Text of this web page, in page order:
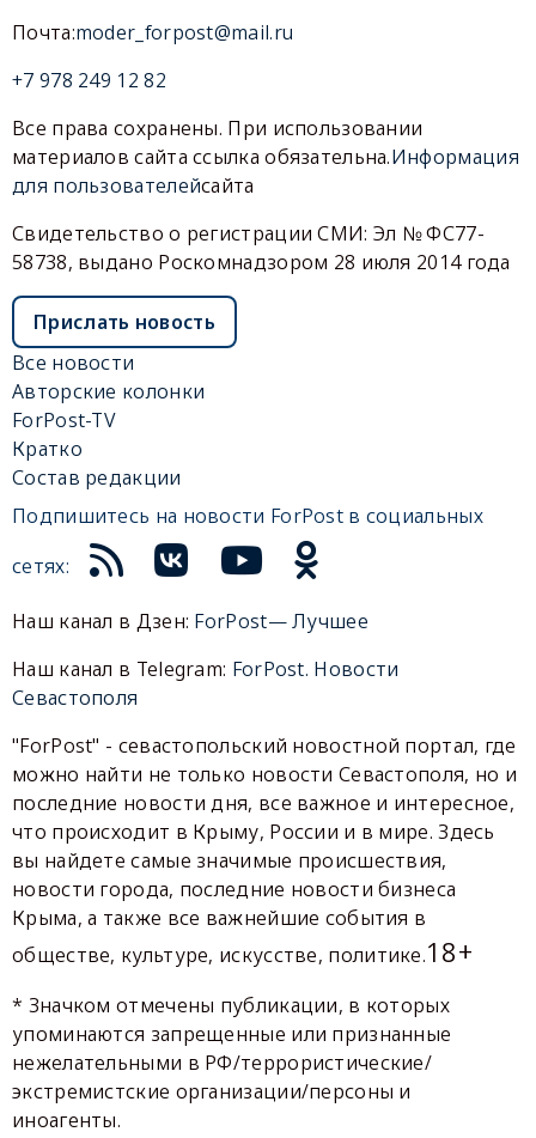
Почта:moder_forpost@mail.ru
+7 978 249 12 82
Все права сохранены. При использовании
материалов сайта ссылка обязательна.Информация
для пользователейсайта
Свидетельство о регистрации СМИ: Эл № ФС77-
58738, выдано Роскомнадзором 28 июля 2014 года
Прислать новость
Все новости
Авторские колонки
ForPost-TV
Кратко
Состав редакции
Подпишитесь на новости ForPost в социальных
сетях:
Наш канал в Дзен: ForPost— Лучшее
Наш канал в Telegram: ForPost. Новости
Севастополя
"ForPost" - севастопольский новостной портал, где
можно найти не только новости Севастополя, но и
последние новости дня, все важное и интересное,
что происходит в Крыму, России и в мире. Здесь
вы найдете самые значимые происшествия,
новости города, последние новости бизнеса
Крыма, а также все важнейшие события в
обществе, культуре, искусстве, политике.18+
* Значком отмечены публикации, в которых
упоминаются запрещенные или признанные
нежелательными в РФ/террористические/
экстремистские организации/персоны и
иноагенты.